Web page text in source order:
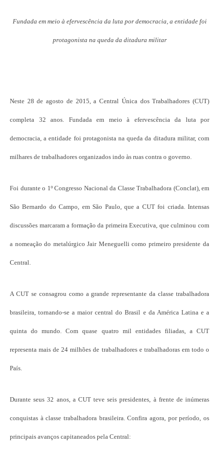
Fundada em meio à efervescência da luta por democracia, a entidade foi
protagonista na queda da ditadura militar
Neste 28 de agosto de 2015, a Central Única dos Trabalhadores (CUT)
completa 32 anos. Fundada em meio à efervescência da luta por
democracia, a entidade foi protagonista na queda da ditadura militar, com
milhares de trabalhadores organizados indo às ruas contra o governo.
Foi durante o 1º Congresso Nacional da Classe Trabalhadora (Conclat), em
São Bernardo do Campo, em São Paulo, que a CUT foi criada. Intensas
discussões marcaram a formação da primeira Executiva, que culminou com
a nomeação do metalúrgico Jair Meneguelli como primeiro presidente da
Central.
A CUT se consagrou como a grande representante da classe trabalhadora
brasileira, tornando-se a maior central do Brasil e da América Latina e a
quinta do mundo. Com quase quatro mil entidades filiadas, a CUT
representa mais de 24 milhões de trabalhadores e trabalhadoras em todo o
País.
Durante seus 32 anos, a CUT teve seis presidentes, à frente de inúmeras
conquistas à classe trabalhadora brasileira. Confira agora, por período, os
principais avanços capitaneados pela Central: